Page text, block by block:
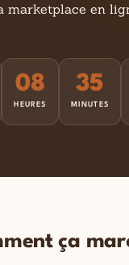
marketplace en
08
HEURES
35
MINUTES
ça